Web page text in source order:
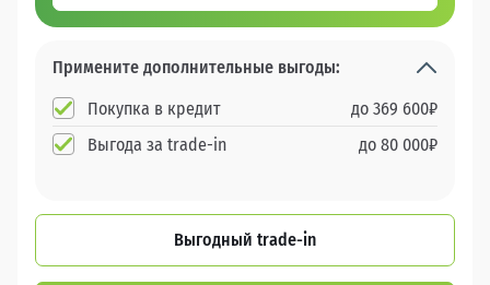
Примените дополнительные выгоды:
Покупка в кредит
до 369 600₽
Выгода за trade-in
до 80 000₽
Выгодный trade-in